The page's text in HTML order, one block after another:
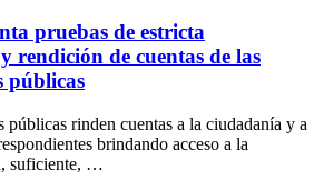
pruebas de estricta
rendición de cuentas de las
públicas
públicas rinden cuentas a la ciudadanía y a
brindando acceso a la
suficiente, …